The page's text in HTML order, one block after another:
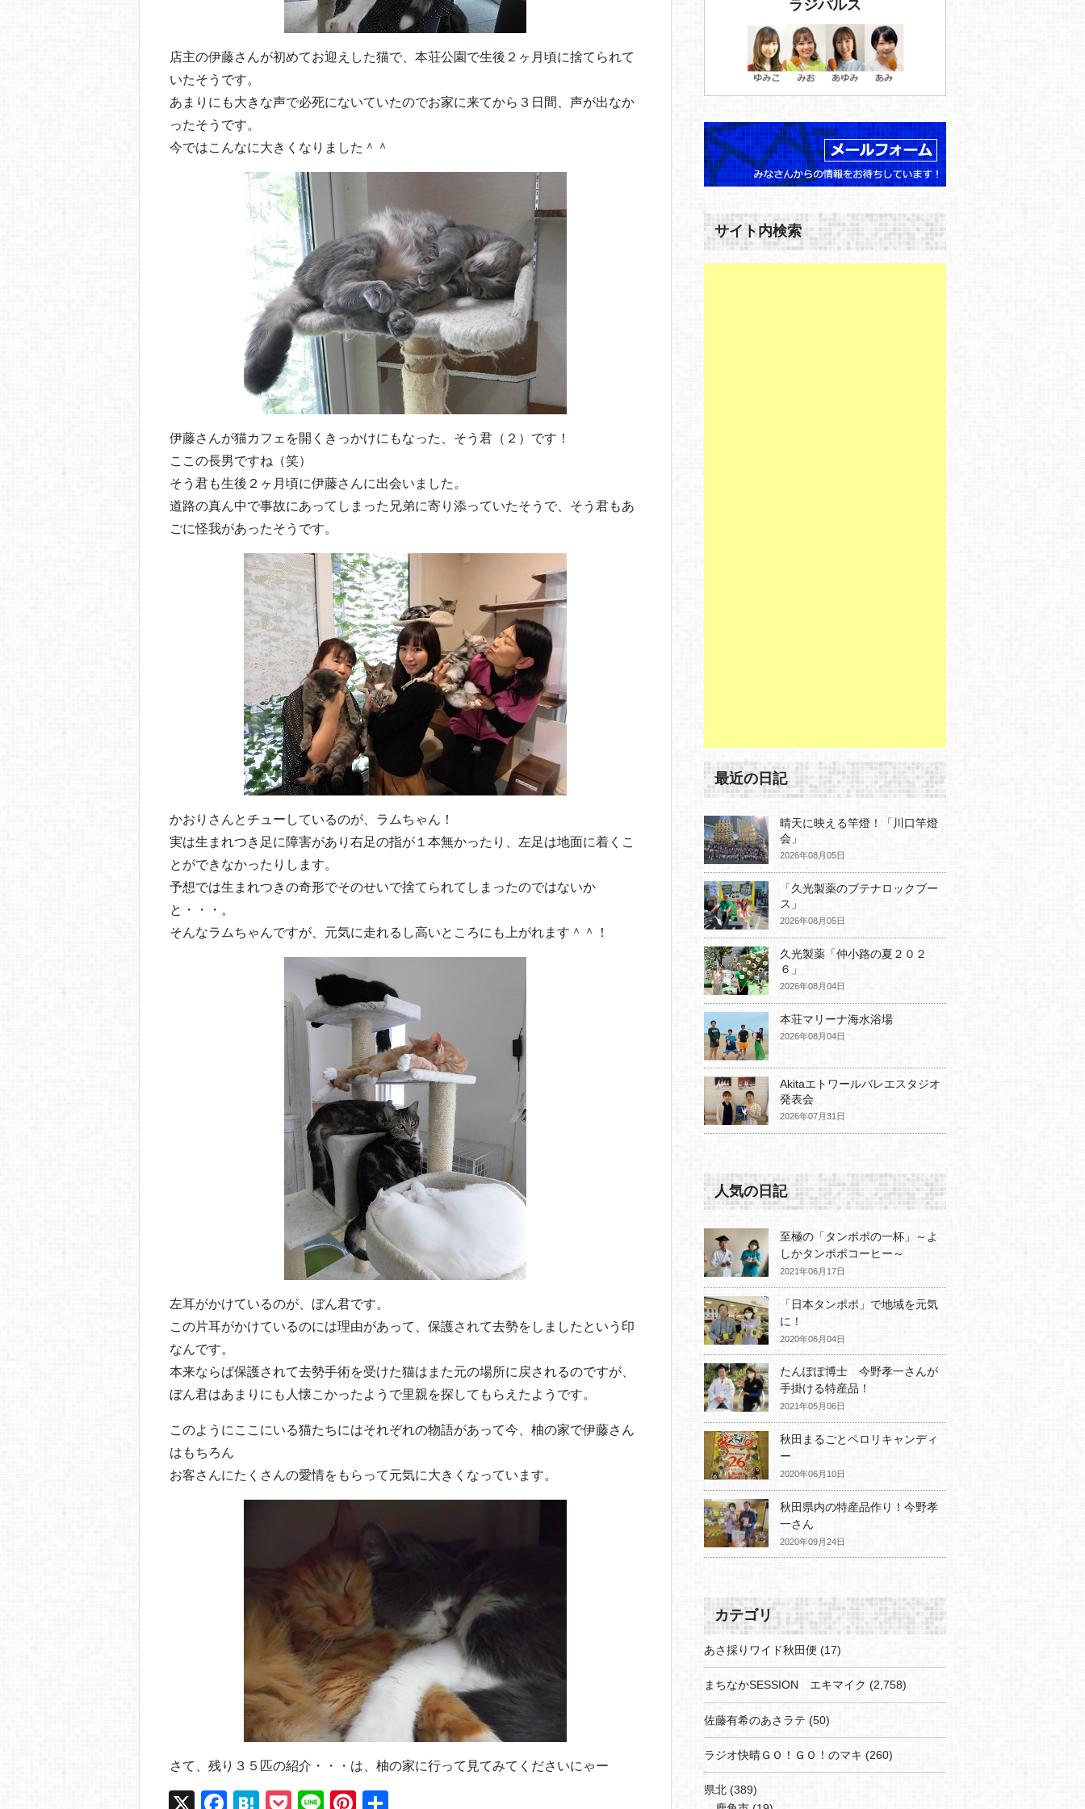
店主の伊藤さんが初めてお迎えした猫で、本荘公園で生後２ヶ月頃に捨てられて
いたそうです。
あまりにも大きな声で必死にないていたのでお家に来てから３日間、声が出なか
ったそうです。
今ではこんなに大きくなりました＾＾
伊藤さんが猫カフェを開くきっかけにもなった、そう君（２）です！
ここの長男ですね（笑）
そう君も生後２ヶ月頃に伊藤さんに出会いました。
道路の真ん中で事故にあってしまった兄弟に寄り添っていたそうで、そう君もあ
ごに怪我があったそうです。
かおりさんとチューしているのが、ラムちゃん！
実は生まれつき足に障害があり右足の指が１本無かったり、左足は地面に着くこ
とができなかったりします。
予想では生まれつきの奇形でそのせいで捨てられてしまったのではないか
と・・・。
そんなラムちゃんですが、元気に走れるし高いところにも上がれます＾＾！
左耳がかけているのが、ぼん君です。
この片耳がかけているのには理由があって、保護されて去勢をしましたという印
なんです。
本来ならば保護されて去勢手術を受けた猫はまた元の場所に戻されるのですが、
ぼん君はあまりにも人懐こかったようで里親を探してもらえたようです。
このようにここにいる猫たちにはそれぞれの物語があって今、柚の家で伊藤さん
はもちろん
お客さんにたくさんの愛情をもらって元気に大きくなっています。
さて、残り３５匹の紹介・・・は、柚の家に行って見てみてくださいにゃー
ラジパルス
サイト内検索
最近の日記
晴天に映える竿燈！「川口竿燈
会」
2026年08月05日
「久光製薬のブテナロックブー
ス」
2026年08月05日
久光製薬「仲小路の夏２０２
６」
2026年08月04日
本荘マリーナ海水浴場
2026年08月04日
Akitaエトワールバレエスタジオ
発表会
2026年07月31日
人気の日記
至極の「タンポポの一杯」～よ
しかタンポポコーヒー～
2021年06月17日
「日本タンポポ」で地域を元気
に！
2020年06月04日
たんぽぽ博士 今野孝一さんが
手掛ける特産品！
2021年05月06日
秋田まるごとペロリキャンディ
ー
2020年06月10日
秋田県内の特産品作り！今野孝
一さん
2020年09月24日
カテゴリ
あさ採りワイド秋田便 (17)
まちなかSESSION エキマイク (2,758)
佐藤有希のあさラテ (50)
ラジオ快晴ＧＯ！ＧＯ！のマキ (260)
県北 (389)